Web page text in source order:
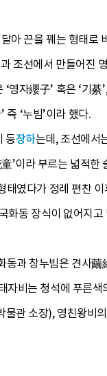
아 끈을 꿰는 형태로
조선에서 만들어진
자纓子’ 혹은 ‘기綦
즉 ‘누빔’이라 했다.
등장하는데, 조선에서
’이라 부르는 넓적한
태였다가 정례 편찬 이
동 장식이 없어지
동과 창누빔은 견사繭
자비는 청석에 푸른
물관 소장), 영친왕비